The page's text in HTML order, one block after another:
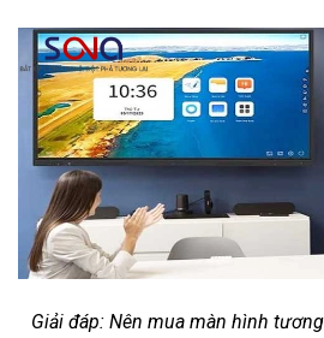
Giải đáp: Nên mua màn hình